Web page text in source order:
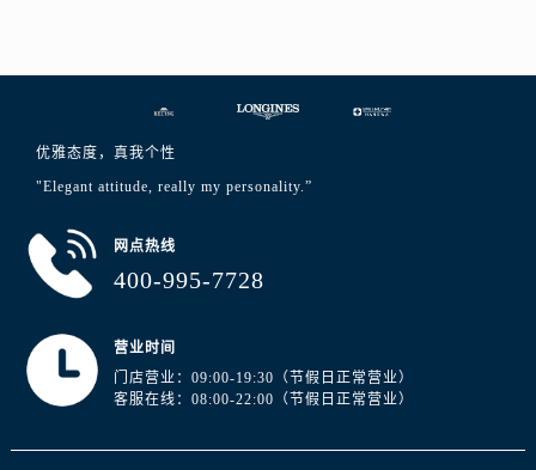
优雅态度，真我个性
"Elegant attitude, really my personality.”
网点热线
400-995-7728
营业时间
门店营业：09:00-19:30（节假日正常营业）
客服在线：08:00-22:00（节假日正常营业）